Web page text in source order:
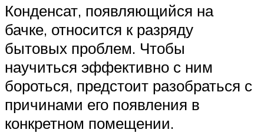
Конденсат, появляющийся на
бачке, относится к разряду
бытовых проблем. Чтобы
научиться эффективно с ним
бороться, предстоит разобраться с
причинами его появления в
конкретном помещении.